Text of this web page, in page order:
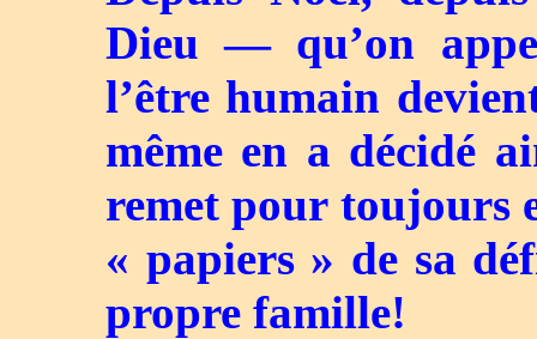
Dieu — qu’on
l’être humain
même en a décidé
remet pour toujours
« papiers » de sa
propre famille!